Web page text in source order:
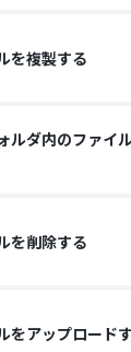
を複製する
ルダ内のファイ
を削除する
をアップロード